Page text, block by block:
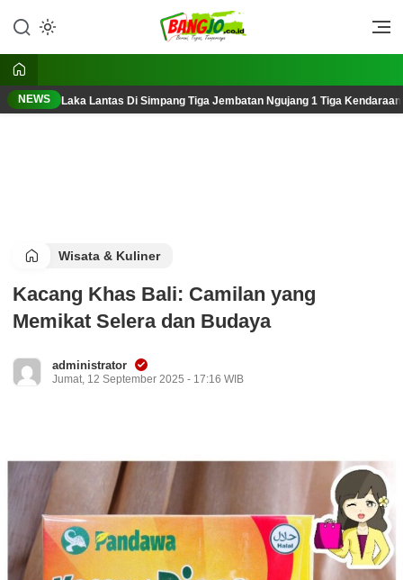
konten
Bangjo.co.id
Berani, Tegas, Terpercaya
NEWS Laka Lantas Di Simpang Tiga Jembatan Ngujang 1 Tiga
Wisata & Kuliner
Kacang Khas Bali: Camilan yang
Memikat Selera dan Budaya
administrator
Jumat, 12 September 2025 - 17:16 WIB